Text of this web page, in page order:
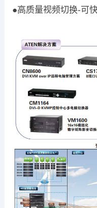
●高质量视频切换-可